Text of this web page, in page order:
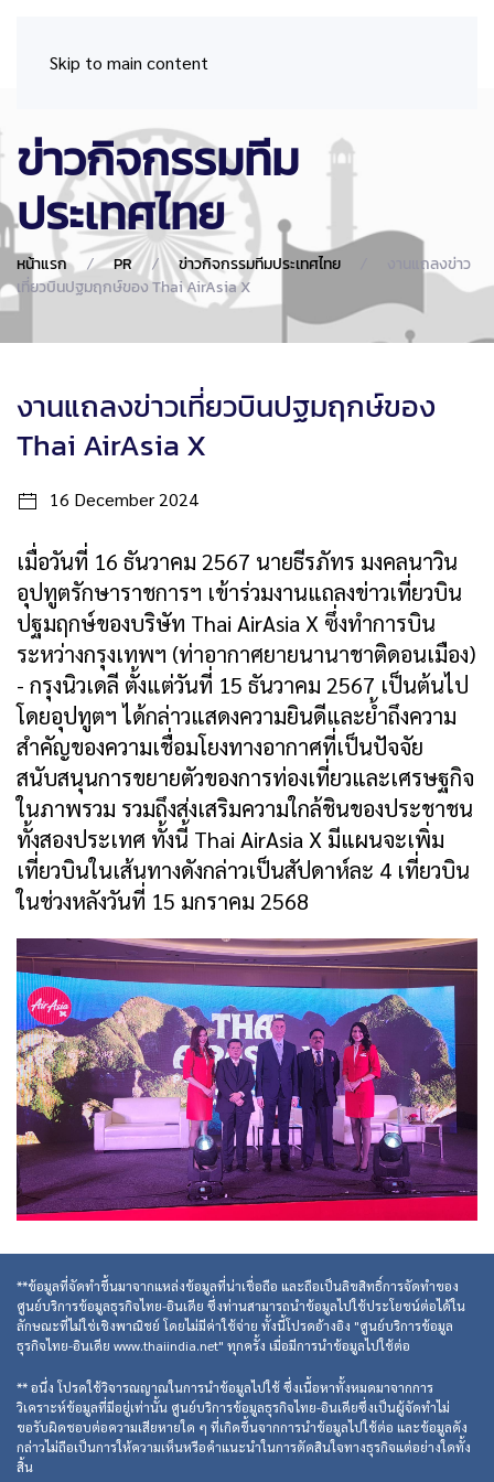
Skip to main content
ข่าวกิจกรรมทีม
ประเทศไทย
หน้าแรก PR ข่าวกิจกรรมทีมประเทศไทย
งานแถลงข่าว
เที่ยวบินปฐมฤกษ์ของ Thai AirAsia X
งานแถลงข่าวเที่ยวบินปฐมฤกษ์ของ
Thai AirAsia X
16 December 2024
เมื่อวันที่ 16 ธันวาคม 2567 นายธีรภัทร มงคลนาวิน
อุปทูตรักษาราชการฯ เข้าร่วมงานแถลงข่าวเที่ยวบิน
ปฐมฤกษ์ของบริษัท Thai AirAsia X ซึ่งทำการบิน
ระหว่างกรุงเทพฯ (ท่าอากาศยายนานาชาติดอนเมือง)
- กรุงนิวเดลี ตั้งแต่วันที่ 15 ธันวาคม 2567 เป็นต้นไป
โดยอุปทูตฯ ได้กล่าวแสดงความยินดีและย้ำถึงความ
สำคัญของความเชื่อมโยงทางอากาศที่เป็นปัจจัย
สนับสนุนการขยายตัวของการท่องเที่ยวและเศรษฐกิจ
ในภาพรวม รวมถึงส่งเสริมความใกล้ชินของประชาชน
ทั้งสองประเทศ ทั้งนี้ Thai AirAsia X มีแผนจะเพิ่ม
เที่ยวบินในเส้นทางดังกล่าวเป็นสัปดาห์ละ 4 เที่ยวบิน
ในช่วงหลังวันที่ 15 มกราคม 2568
**ข้อมูลที่จัดทำขึ้นมาจากแหล่งข้อมูลที่น่าเชื่อถือ และถือเป็นลิขสิทธิ์การจัดทำของ
ศูนย์บริการข้อมูลธุรกิจไทย-อินเดีย ซึ่งท่านสามารถนำข้อมูลไปใช้ประโยชน์ต่อได้ใน
ลักษณะที่ไม่ใช่เชิงพาณิชย์ โดยไม่มีค่าใช้จ่าย ทั้งนี้โปรดอ้างอิง "ศูนย์บริการข้อมูล
ธุรกิจไทย-อินเดีย www.thaiindia.net" ทุกครั้ง เมื่อมีการนำข้อมูลไปใช้ต่อ
** อนึ่ง โปรดใช้วิจารณญาณในการนำข้อมูลไปใช้ ซึ่งเนื้อหาทั้งหมดมาจากการ
วิเคราะห์ข้อมูลที่มีอยู่เท่านั้น ศูนย์บริการข้อมูลธุรกิจไทย-อินเดียซึ่งเป็นผู้จัดทำไม่
ขอรับผิดชอบต่อความเสียหายใด ๆ ที่เกิดขึ้นจากการนำข้อมูลไปใช้ต่อ และข้อมูลดัง
กล่าวไม่ถือเป็นการให้ความเห็นหรือคำแนะนำในการตัดสินใจทางธุรกิจแต่อย่างใดทั้ง
สิ้น